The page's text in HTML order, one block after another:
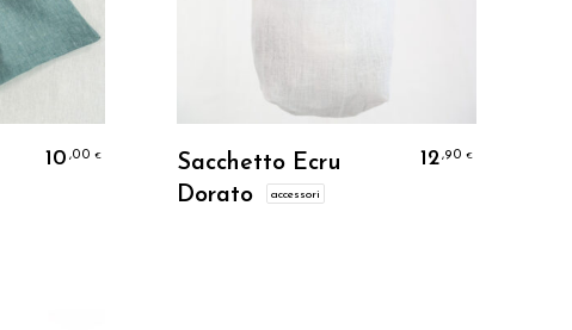
10 ,00 €
Personalizzo
Sacchetto Ecru
Dorato
accessori
12,90 €